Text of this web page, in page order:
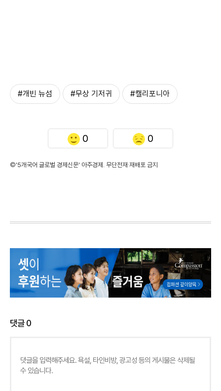
#개빈 뉴섬 #무상 기저귀 #캘리포니아
0 0
©'5개국어 글로벌 경제신문' 아주경제. 무단전재·재배포 금지
댓글0